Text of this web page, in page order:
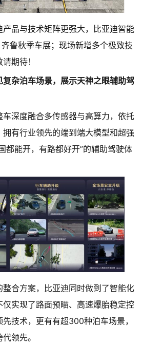
产品与技术矩阵更强大，比亚迪智能
鲁秋季车展；现场新增多个极致技
期待！
复杂泊车场景，展示天神之眼辅助驾
车深度融合多传感器与高算力，依托
有行业领先的端到端大模型和超强
都能开，有路都好开”的辅助驾驶体
整合方案，比亚迪同时做到了智能化
实现了路面预瞄、高速爆胎稳定控
技术，更有有超300种泊车场景，
领先。